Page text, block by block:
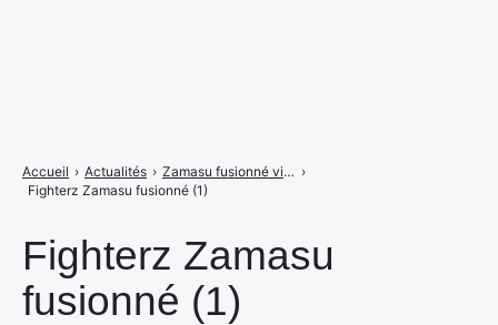
Fighterz Zamasu
fusionné (1)
Accueil › Actualités › Zamasu fusionné vient mettre son grain de sel dans Dragon Ball FighterZ ›
Fighterz Zamasu fusionné (1)